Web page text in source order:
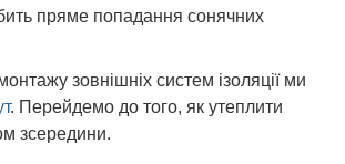
пряме попадання сонячних
зовнішніх систем ізоляції ми
. Перейдемо до того, як утеплити
зсередини.